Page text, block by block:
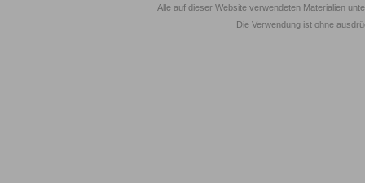
Alle auf dieser Website verwendeten Materialien
Die Verwendung ist ohne